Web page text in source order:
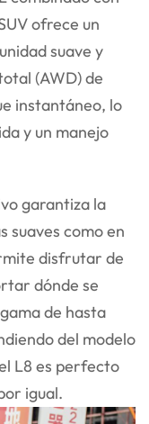
ofrece un
suave y
(AWD) de
instantáneo, lo
y un manejo
garantiza la
suaves como en
disfrutar de
dónde se
de hasta
del modelo
L8 es perfecto
igual.